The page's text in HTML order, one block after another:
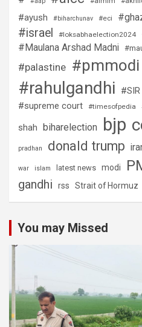
#ayush #biharchunav #eci
#israel #loksabhaelection2024
#Maulana Arshad Madni
#palastine #pmmodi
#rahulgandhi #SIR
#supreme court
#timesofpedia
shah
biharelection bjp
pradhan donald trump
war islam latest news modi
gandhi
rss Strait of Hormuz
You may Missed